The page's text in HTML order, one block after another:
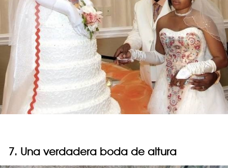
7. Una verdadera boda de altura